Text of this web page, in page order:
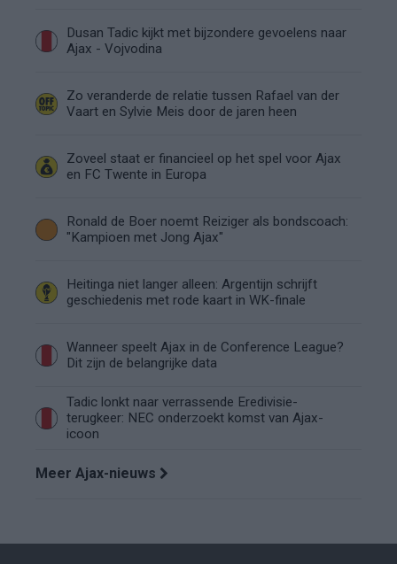
Dusan Tadic kijkt met bijzondere gevoelens naar
Ajax - Vojvodina
Zo veranderde de relatie tussen Rafael van der
Vaart en Sylvie Meis door de jaren heen
Zoveel staat er financieel op het spel voor Ajax
en FC Twente in Europa
Ronald de Boer noemt Reiziger als bondscoach:
"Kampioen met Jong Ajax"
Heitinga niet langer alleen: Argentijn schrijft
geschiedenis met rode kaart in WK-finale
Wanneer speelt Ajax in de Conference League?
Dit zijn de belangrijke data
Tadic lonkt naar verrassende Eredivisie-
terugkeer: NEC onderzoekt komst van Ajax-
icoon
Meer Ajax-nieuws